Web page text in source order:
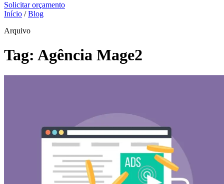
Solicitar orçamento
Início / Blog
Arquivo
Tag: Agência Mage2